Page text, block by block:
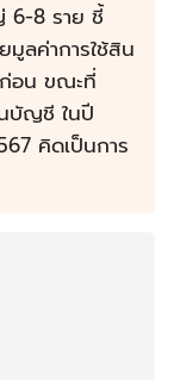
6-8 ราย ชี้
มูลค่าการใช้สิน
อน ขณะที่
บัญชี ในปี
คิดเป็นการ